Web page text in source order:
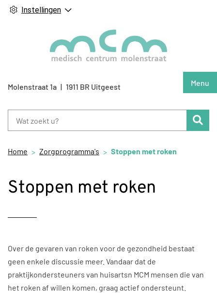
Instellingen
Menu
Molenstraat1a 1911 BR Uitgeest
Home Zorgprogramma's Stoppen met roken
Stoppen met roken
Over de gevaren van roken voor de gezondheid bestaat
geen enkele discussie meer. Vandaar dat de
praktijkondersteuners van huisartsn MCM mensen die van
het roken af willen komen, graag actief ondersteunt.